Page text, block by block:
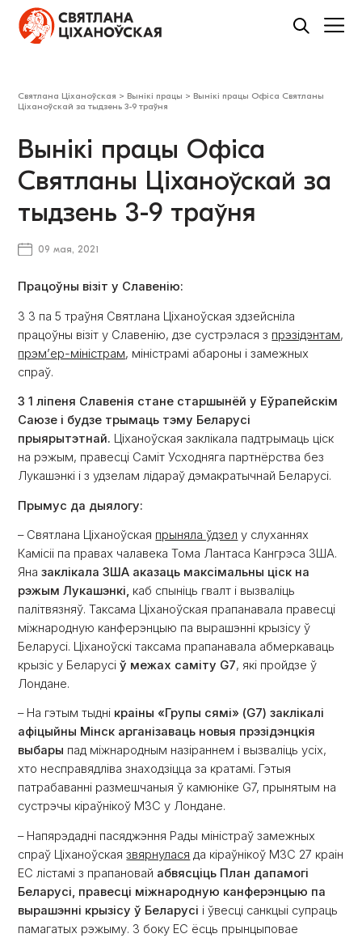
Святлана Ціханоўская > Вынікі працы > Вынікі працы Офіса Святланы
Ціханоўскай за тыдзень 3-9 траўня
Вынікі працы Офіса
Святланы Ціханоўскай за
тыдзень 3-9 траўня
09 мая, 2021
Працоўны візіт у Славенію:
З 3 па 5 траўня Святлана Ціханоўская здзейсніла
працоўны візіт у Славенію, дзе сустрэлася з прэзідэнтам,
прэм’ер-міністрам, міністрамі абароны і замежных
спраў.
З 1 ліпеня Славенія стане старшынёй у Еўрапейскім
Саюзе і будзе трымаць тэму Беларусі
прыярытэтнай. Ціханоўская заклікала падтрымаць ціск
на рэжым, правесці Саміт Усходняга партнёрства без
Лукашэнкі і з удзелам лідараў дэмакратычнай Беларусі.
Прымус да дыялогу:
– Святлана Ціханоўская прыняла ўдзел у слуханнях
Камісіі па правах чалавека Тома Лантаса Кангрэса ЗША.
Яназаклікала ЗША аказаць максімальны ціск на
рэжым Лукашэнкі, каб спыніць гвалт і вызваліць
палітвязняў. Таксама Ціханоўская прапанавала правесці
міжнародную канферэнцыю па вырашэнні крызісу ў
Беларусі. Ціханоўскі таксама прапанавала абмеркаваць
крызіс у Беларусіў межах саміту G7, які пройдзе ў
Лондане.
– На гэтым тыдні краіны «Групы сямі» (G7) заклікалі
афіцыйны Мінск арганізаваць новыя прэзідэнцкія
выбары пад міжнародным назіраннем і вызваліць усіх,
хто несправядліва знаходзіцца за кратамі. Гэтыя
патрабаванні размешчаныя ў камюніке G7, прынятым на
сустрэчы кіраўнікоў МЗС у Лондане.
– Напярэдадні пасяджэння Рады міністраў замежных
спраў Ціханоўскаязвярнулася да кіраўнікоў МЗС 27 краін
ЕС лістамі з прапановай абвясціць План дапамогі
Беларусі, правесці міжнародную канферэнцыю па
вырашэнні крызісу ў Беларусі і ўвесці санкцыі супраць
памагатых рэжыму. З боку ЕС ёсць прынцыповае